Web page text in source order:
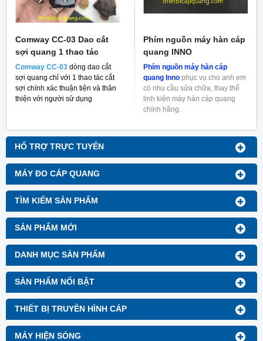
HỔ TRỢ TRỰC TUYẾN
MÁY ĐO CÁP QUANG
TÌM KIẾM SẢN PHẨM
SẢN PHẨM MỚI
DANH MỤC SẢN PHẨM
SẢN PHẨM NỔI BẬT
THIẾT BỊ TRUYỀN HÌNH CÁP
MÁY HIỆN SÓNG
Comway CC-03 Dao cắt
sợi quang 1 thao tác
Comway CC-03 dòng dao cắt
sợi quang chỉ với 1 thao tác cắt
sợi chính xác thuận tiện và thân
thiện với người sử dụng
Phím nguồn máy hàn cáp
quang INNO
Phím nguồn máy hàn cáp
quang Inno phục vụ cho anh em
có nhu cầu sửa chữa, thay thế
linh kiện máy hàn cáp quang
chính hãng.